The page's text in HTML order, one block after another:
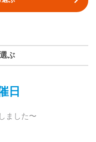
ぶ
日
ました〜